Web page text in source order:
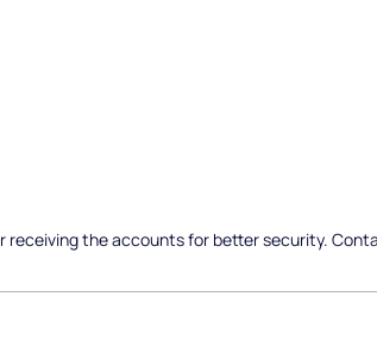
receiving the accounts for better security.